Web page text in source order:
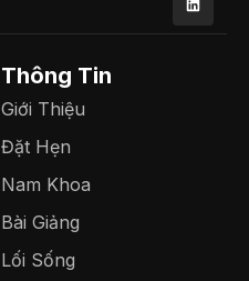
Thông Tin
Giới Thiệu
Đặt Hẹn
Nam Khoa
Bài Giảng
Lối Sống